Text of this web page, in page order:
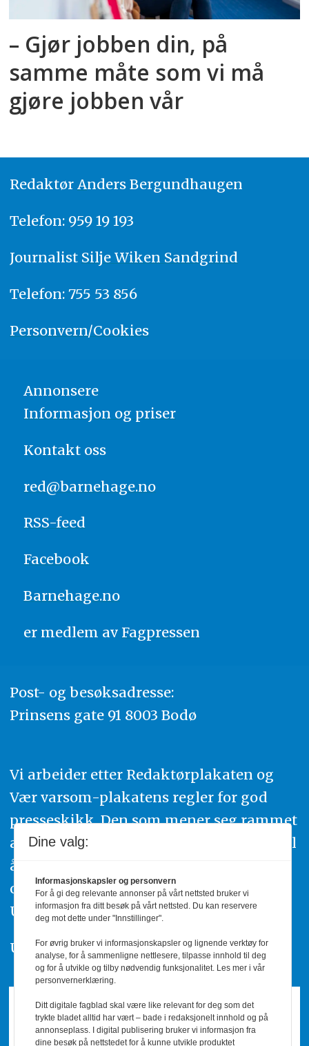
– Gjør jobben din, på
samme måte som vi må
gjøre jobben vår
Redaktør Anders Bergundhaugen
Telefon: 959 19 193
Journalist Silje Wiken Sandgrind
Telefon: 755 53 856
Personvern/Cookies
Annonsere
Informasjon og priser
Kontakt oss
red@barnehage.no
RSS-feed
Facebook
Barnehage.no
er medlem av Fagpressen
Post- og besøksadresse:
Prinsens gate 91 8003 Bodø
Vi arbeider etter Redaktørplakaten og
Vær varsom-plakatens regler for god
presseskikk. Den som mener seg rammet
av urettmessig publisering, oppfordres til
å ta kontakt med redaksjonen. Du kan
også klage inn saker til Pressens Faglige
Utvalg,www.pfu.no.
Utgiver: PBL
Dine valg:
Informasjonskapsler og personvern
For å gi deg relevante annonser på vårt nettsted bruker vi
informasjon fra ditt besøk på vårt nettsted. Du kan reservere
deg mot dette under "Innstillinger".
For øvrig bruker vi informasjonskapsler og lignende verktøy for
analyse, for å sammenligne nettlesere, tilpasse innhold til deg
og for å utvikle og tilby nødvendig funksjonalitet. Les mer i vår
personvernerklæring.
Ditt digitale fagblad skal være like relevant for deg som det
trykte bladet alltid har vært – bade i redaksjonelt innhold og på
annonseplass. I digital publisering bruker vi informasjon fra
dine besøk på nettstedet for å kunne utvikle produktet